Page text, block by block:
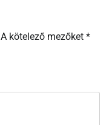
A kötelező mezőket *